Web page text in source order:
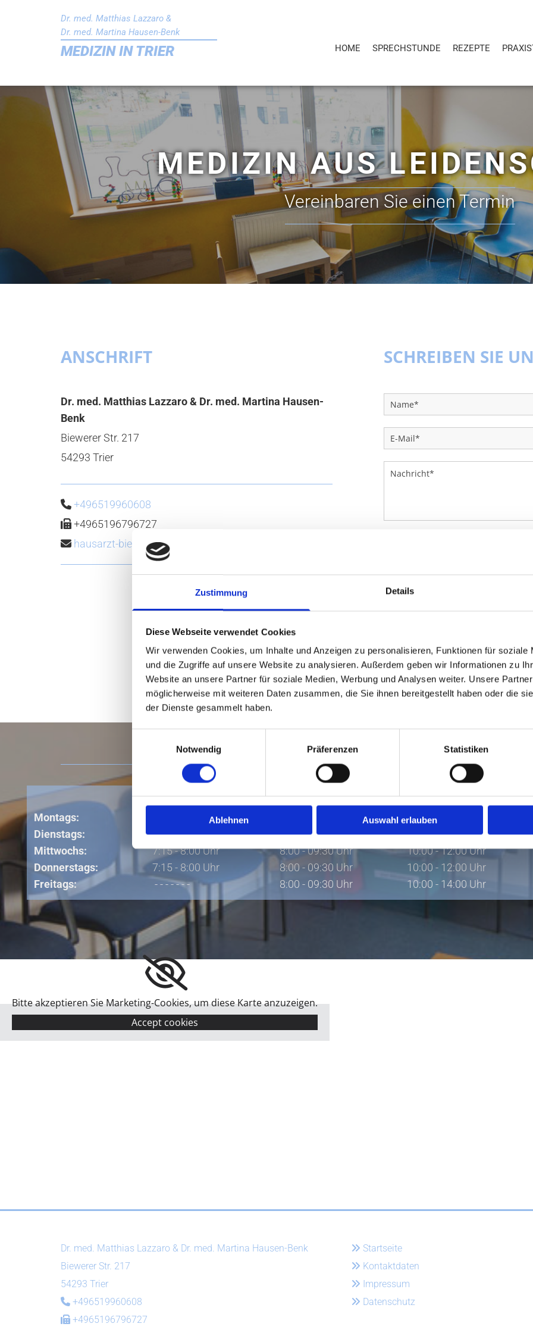
Zustimmung Details
Diese Webseite verwendet Cookies
Wir verwenden Cookies, um Inhalte und Anzeigen zu personalisieren, Funktionen für soziale
und die Zugriffe auf unsere Website zu analysieren. Außerdem geben wir Informationen zu
Website an unsere Partner für soziale Medien, Werbung und Analysen weiter. Unsere
möglicherweise mit weiteren Daten zusammen, die Sie ihnen bereitgestellt haben oder die
der Dienste gesammelt haben.
Notwendig
Präferenzen Statistiken
Ablehnen Auswahl erlauben
Dr. med. Matthias Lazzaro &
Dr. med. Martina Hausen-Benk
MEDIZIN IN TRIER HOME SPRECHSTUNDE REZEPTE
MEDIZIN AUS
Vereinbaren Sie einen Termin
ANSCHRIFT
Dr. med. Mat­thi­as Laz­za­ro & Dr. med. Mar­ti­na Hau­sen-
Benk
Bie­we­rer Str. 217
54293 Trier
 +496519960608
 +4965196796727
 haus­arzt-bie­wer@​gmx.​de
SCHREIBEN SIE
SPRECHSTUNDEN
Montags:
Dienstags:
Mittwochs:
Donnerstags:
Freitags:
7:15 - 8:00 Uhr
7:15 - 8:00 Uhr
7:15 - 8:00 Uhr
- - - - - - -
8:00 - 09:30 Uhr
8:00 - 09:30 Uhr
8:00 - 09:30 Uhr
8:00 - 09:30 Uhr
10:00 - 12:00 Uhr
10:00 - 14:00 Uhr
10:00 - 12:00 Uhr
10:00 - 12:00 Uhr
10:00 - 14:00 Uhr
Bitte akzeptieren Sie Marketing-Cookies, um diese Karte anzuzeigen.
Accept cookies
Dr. med. Matthias Lazzaro & Dr. med. Martina Hausen-Benk
Biewerer Str. 217
54293 Trier
 +496519960608
 +4965196796727
 Startseite
 Kontaktdaten
 Impressum
 Datenschutz